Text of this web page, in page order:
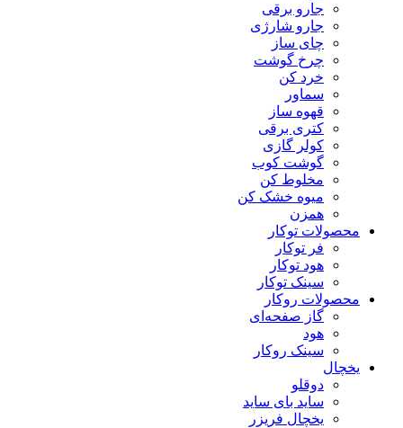
جارو برقی
جارو شارژی
چای ساز
چرخ گوشت
خرد کن
سماور
قهوه ساز
کتری برقی
کولر گازی
گوشت کوب
مخلوط کن
میوه خشک کن
همزن
محصولات توکار
فر توکار
هود توکار
سینک توکار
محصولات روکار
گاز صفحه‌ای
هود
سینک روکار
یخچال
دوقلو
ساید بای ساید
یخچال فریزر